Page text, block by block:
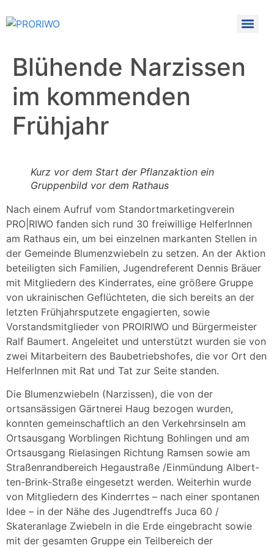
Blühende Narzissen
im kommenden
Frühjahr
Kurz vor dem Start der Pflanzaktion ein
Gruppenbild vor dem Rathaus
Nach einem Aufruf vom Standortmarketingverein
PRO|RIWO fanden sich rund 30 freiwillige HelferInnen
am Rathaus ein, um bei einzelnen markanten Stellen in
der Gemeinde Blumenzwiebeln zu setzen. An der Aktion
beteiligten sich Familien, Jugendreferent Dennis Bräuer
mit Mitgliedern des Kinderrates, eine größere Gruppe
von ukrainischen Geflüchteten, die sich bereits an der
letzten Frühjahrsputzete engagierten, sowie
Vorstandsmitglieder von PROIRIWO und Bürgermeister
Ralf Baumert. Angeleitet und unterstützt wurden sie von
zwei Mitarbeitern des Baubetriebshofes, die vor Ort den
HelferInnen mit Rat und Tat zur Seite standen.
Die Blumenzwiebeln (Narzissen), die von der
ortsansässigen Gärtnerei Haug bezogen wurden,
konnten gemeinschaftlich an den Verkehrsinseln am
Ortsausgang Worblingen Richtung Bohlingen und am
Ortsausgang Rielasingen Richtung Ramsen sowie am
Straßenrandbereich Hegaustraße /Einmündung Albert-
ten-Brink-Straße eingesetzt werden. Weiterhin wurde
von Mitgliedern des Kinderrtes – nach einer spontanen
Idee – in der Nähe des Jugendtreffs Juca 60 /
Skateranlage Zwiebeln in die Erde eingebracht sowie
mit der gesamten Gruppe ein Teilbereich der